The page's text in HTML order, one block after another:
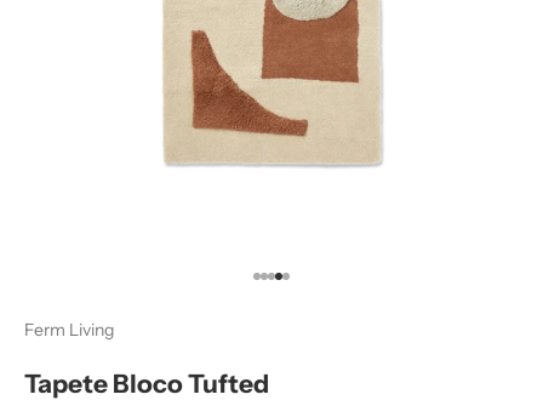
Ir para item 1
Ir para item 2
Ir para item 3
Ir para item 4
Ir para item 5
Ferm Living
Tapete Bloco Tufted